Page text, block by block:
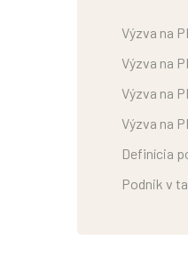
Výzva na
Výzva na
Výzva na
Výzva na
Definícia
Podnik v